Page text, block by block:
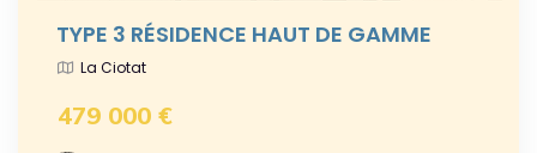
TYPE 3 RÉSIDENCE HAUT DE GAMME
La Ciotat
479 000 €